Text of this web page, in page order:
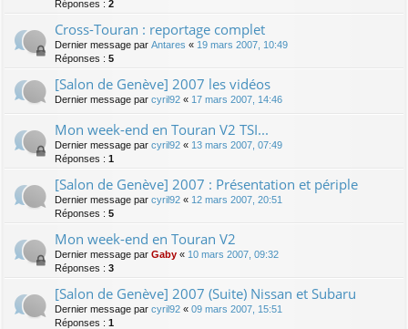
Réponses : 2
Cross-Touran : reportage complet
Dernier message par Antares « 19 mars 2007, 10:49
Réponses : 5
[Salon de Genève] 2007 les vidéos
Dernier message par cyril92 « 17 mars 2007, 14:46
Mon week-end en Touran V2 TSI...
Dernier message par cyril92 « 13 mars 2007, 07:49
Réponses : 1
[Salon de Genève] 2007 : Présentation et périple
Dernier message par cyril92 « 12 mars 2007, 20:51
Réponses : 5
Mon week-end en Touran V2
Dernier message par Gaby « 10 mars 2007, 09:32
Réponses : 3
[Salon de Genève] 2007 (Suite) Nissan et Subaru
Dernier message par cyril92 « 09 mars 2007, 15:51
Réponses : 1